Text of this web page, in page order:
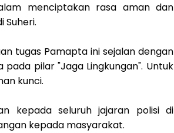
menciptakan rasa aman dan
Suheri.
tugas Pamapta ini sejalan dengan
pilar "Jaga Lingkungan". Untuk
kunci.
kepada seluruh jajaran polisi di
kepada masyarakat.